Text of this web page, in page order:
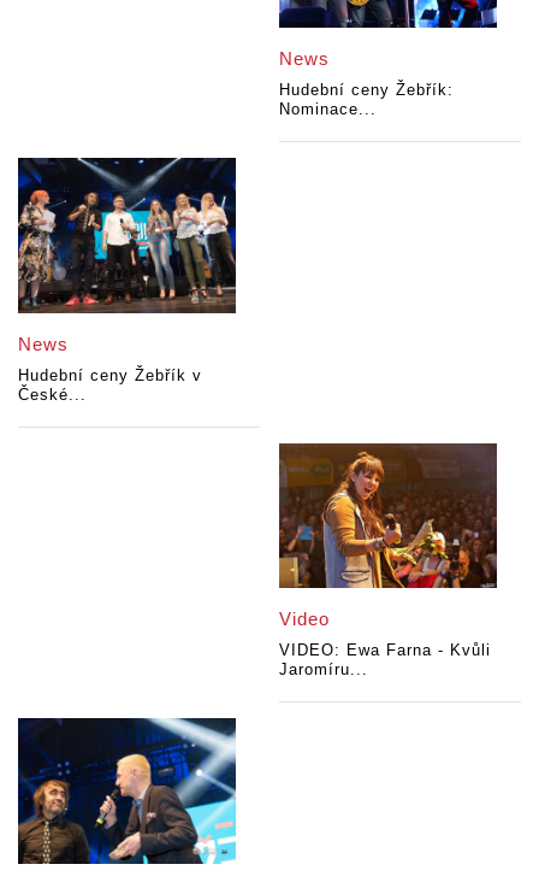
News
Hudební ceny Žebřík:
Nominace...
News
Hudební ceny Žebřík v
České...
Video
VIDEO: Ewa Farna - Kvůli
Jaromíru...